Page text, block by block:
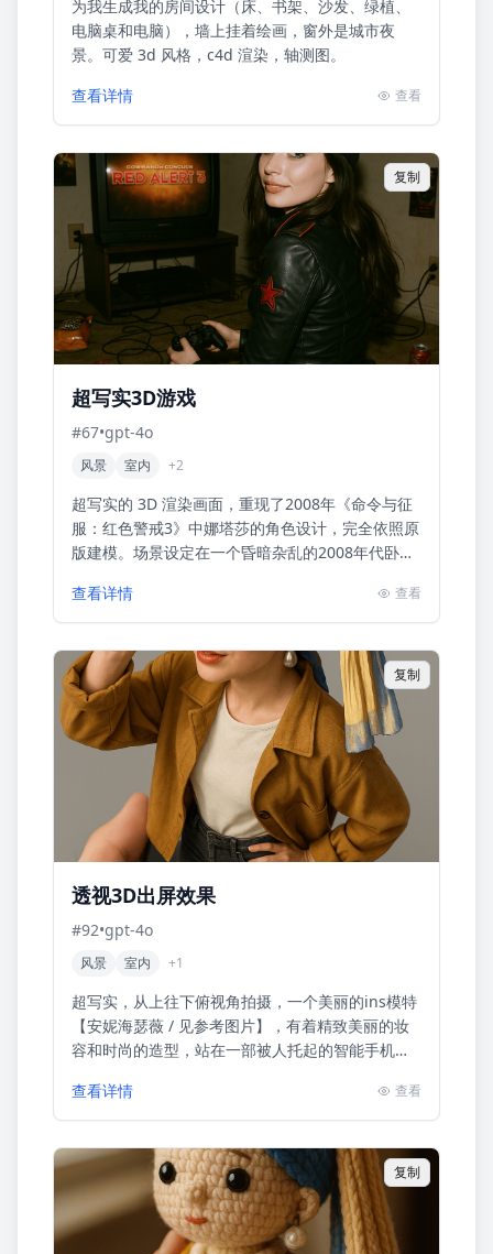
为我生成我的房间设计（床、书架、沙发、绿植、
电脑桌和电脑），墙上挂着绘画，窗外是城市夜
景。可爱 3d 风格，c4d 渲染，轴测图。
查看详情
查看
复制
超写实3D游戏
#67•gpt-4o
风景 室内 +2
超写实的 3D 渲染画面，重现了2008年《命令与征
服：红色警戒3》中娜塔莎的角色设计，完全依照原
版建模。场景设定在一个昏暗杂乱的2008年代卧室
与征服：红...
查看详情 查看
复制
透视3D出屏效果
#92•gpt-4o
风景 室内 +1
超写实，从上往下俯视角拍摄，一个美丽的ins模特
【安妮海瑟薇 / 见参考图片】，有着精致美丽的妆
容和时尚的造型，站在一部被人托起的智能手机屏
机中站出来的三维...
查看详情 查看
复制